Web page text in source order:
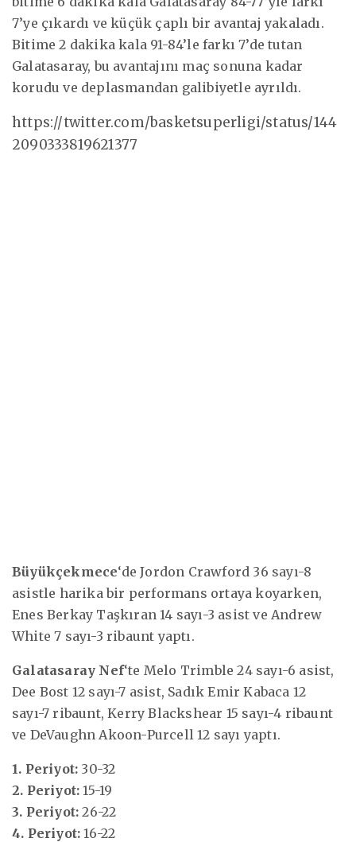
7’ye çıkardı ve küçük çaplı bir avantaj yakaladı.
Bitime 2 dakika kala 91-84’le farkı 7’de tutan
Galatasaray, bu avantajını maç sonuna kadar
korudu ve deplasmandan galibiyetle ayrıldı.
https://twitter.com/basketsuperligi/status/144
2090333819621377
Büyükçekmece‘de Jordon Crawford 36 sayı-8
asistle harika bir performans ortaya koyarken,
Enes Berkay Taşkıran 14 sayı-3 asist ve Andrew
White 7 sayı-3 ribaunt yaptı.
Galatasaray Nef‘te Melo Trimble 24 sayı-6 asist,
Dee Bost 12 sayı-7 asist, Sadık Emir Kabaca 12
sayı-7 ribaunt, Kerry Blackshear 15 sayı-4 ribaunt
ve DeVaughn Akoon-Purcell 12 sayı yaptı.
1. Periyot: 30-32
2. Periyot: 15-19
3. Periyot: 26-22
4. Periyot: 16-22